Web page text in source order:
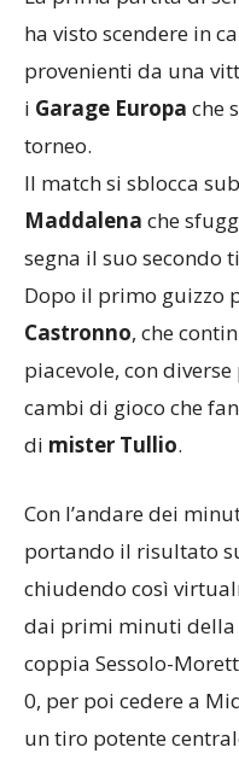
ha visto scendere in
provenienti da una
i Garage Europa che
torneo.
Il match si sblocca
Maddalena che
segna il suo secondo
Dopo il primo guizzo
Castronno, che
piacevole, con
cambi di gioco che
di mister Tullio.
Con l’andare dei
portando il risultato
chiudendo così
dai primi minuti della
coppia Sessolo-
0, per poi cedere a
un tiro potente